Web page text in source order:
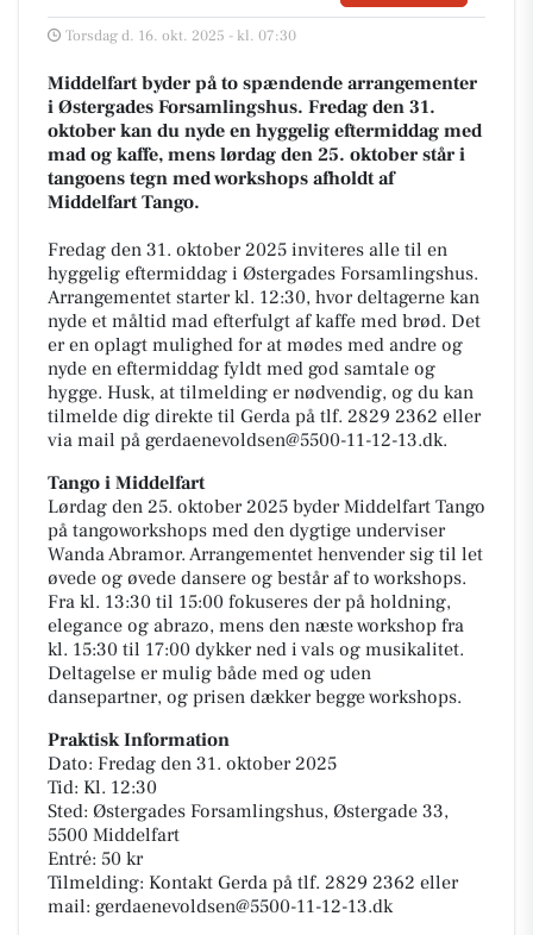
Torsdag d. 16. okt. 2025 - kl. 07:30
Middelfart byder på to spændende arrangementer
i Østergades Forsamlingshus. Fredag den 31.
oktober kan du nyde en hyggelig eftermiddag med
mad og kaffe, mens lørdag den 25. oktober står i
tangoens tegn med workshops afholdt af
Middelfart Tango.
Fredag den 31. oktober 2025 inviteres alle til en
hyggelig eftermiddag i Østergades Forsamlingshus.
Arrangementet starter kl. 12:30, hvor deltagerne kan
nyde et måltid mad efterfulgt af kaffe med brød. Det
er en oplagt mulighed for at mødes med andre og
nyde en eftermiddag fyldt med god samtale og
hygge. Husk, at tilmelding er nødvendig, og du kan
tilmelde dig direkte til Gerda på tlf. 2829 2362 eller
via mail på gerdaenevoldsen@5500-11-12-13.dk.
Tango i Middelfart
Lørdag den 25. oktober 2025 byder Middelfart Tango
på tangoworkshops med den dygtige underviser
Wanda Abramor. Arrangementet henvender sig til let
øvede og øvede dansere og består af to workshops.
Fra kl. 13:30 til 15:00 fokuseres der på holdning,
elegance og abrazo, mens den næste workshop fra
kl. 15:30 til 17:00 dykker ned i vals og musikalitet.
Deltagelse er mulig både med og uden
dansepartner, og prisen dækker begge workshops.
Praktisk Information
Dato: Fredag den 31. oktober 2025
Tid: Kl. 12:30
Sted: Østergades Forsamlingshus, Østergade 33,
5500 Middelfart
Entré: 50 kr
Tilmelding: Kontakt Gerda på tlf. 2829 2362 eller
mail: gerdaenevoldsen@5500-11-12-13.dk